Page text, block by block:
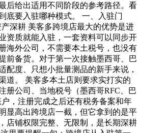
后给出适用不同阶段的参考路径。看
底要入驻哪种模式。 一、入驻门
深耕 美客多跨境店最大的优势是进
资质就能入驻，一套资料可以同步开
海外公司，不需要本土税号，也没有
前备货。对于第一次接触墨西哥、巴
配度、只想小批量测品的新手来说，
道。 美客多本土店则要求实打实的
册公司、当地税号（墨西哥RFC、巴
，注册完成之后还有税务备案和年
显高出跨境店一截，但它拿到的是平
店铺权限完整、无限制，是长期深耕